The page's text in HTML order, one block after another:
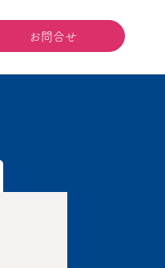
お問合せ